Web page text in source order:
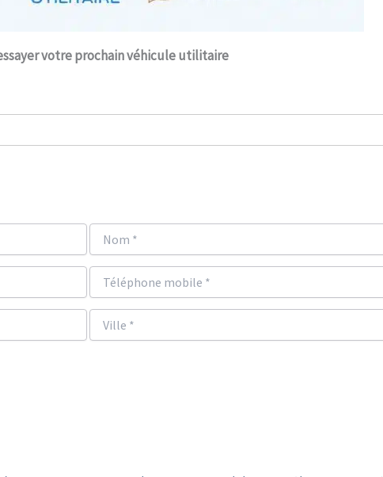
votre prochain véhicule utilitaire